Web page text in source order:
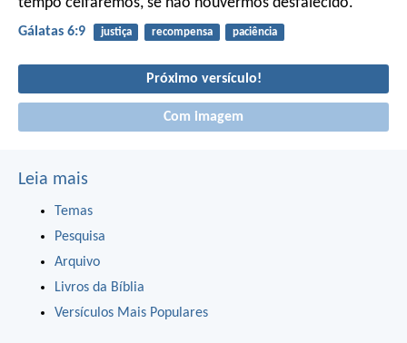
Gálatas 6:9 justiça recompensa paciência
Próximo versículo!
Com imagem
Leia mais
Temas
Pesquisa
Arquivo
Livros da Bíblia
Versículos Mais Populares